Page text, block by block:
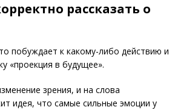
рассказать о
побуждает к какому-либо действию и
«проекция в будущее».
зрения, и на слова
идея, что самые сильные эмоции у